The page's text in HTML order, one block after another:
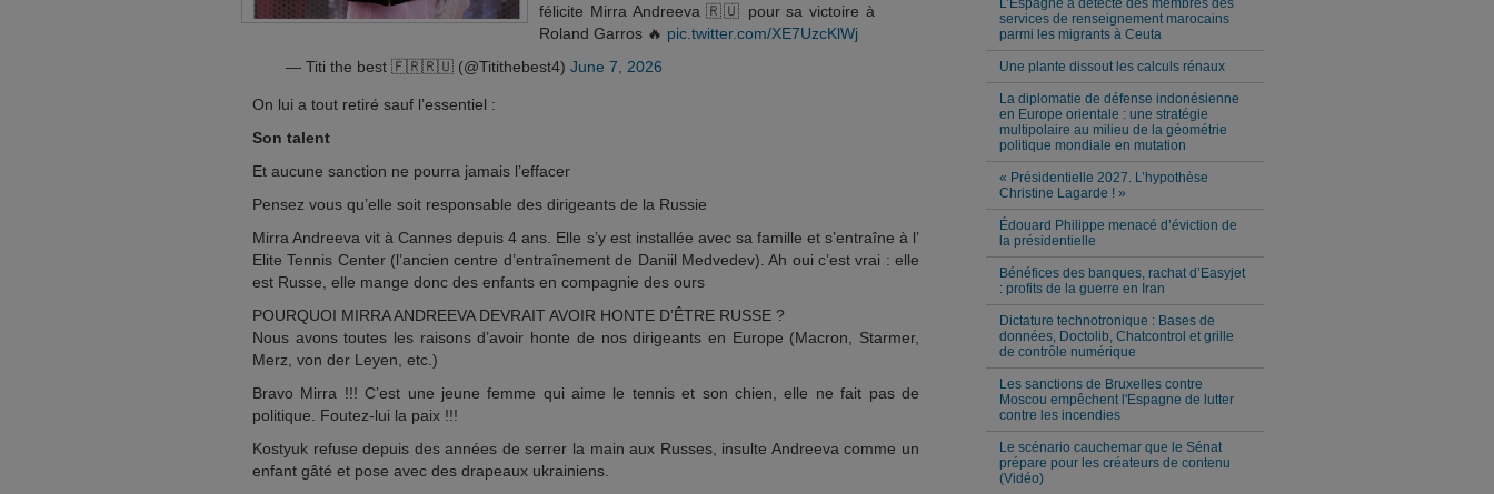
félicite Mirra Andreeva 🇷🇺 pour sa victoire à
Roland Garros 🔥 pic.twitter.com/XE7UzcKlWj
— Titi the best 🇫🇷🇷🇺 (@Titithebest4) June 7, 2026
On lui a tout retiré sauf l’essentiel :
Son talent
Et aucune sanction ne pourra jamais l’effacer
Pensez vous qu’elle soit responsable des dirigeants de la Russie
Mirra Andreeva vit à Cannes depuis 4 ans. Elle s’y est installée avec sa famille et s’entraîne à l’
Elite Tennis Center (l’ancien centre d’entraînement de Daniil Medvedev). Ah oui c’est vrai : elle
est Russe, elle mange donc des enfants en compagnie des ours
POURQUOI MIRRA ANDREEVA DEVRAIT AVOIR HONTE D’ÊTRE RUSSE ?
Nous avons toutes les raisons d’avoir honte de nos dirigeants en Europe (Macron, Starmer,
Merz, von der Leyen, etc.)
Bravo Mirra !!! C’est une jeune femme qui aime le tennis et son chien, elle ne fait pas de
politique. Foutez-lui la paix !!!
Kostyuk refuse depuis des années de serrer la main aux Russes, insulte Andreeva comme un
enfant gâté et pose avec des drapeaux ukrainiens.
L’Espagne a détecté des membres des
services de renseignement marocains
parmi les migrants à Ceuta
Une plante dissout les calculs rénaux
La diplomatie de défense indonésienne
en Europe orientale : une stratégie
multipolaire au milieu de la géométrie
politique mondiale en mutation
« Présidentielle 2027. L’hypothèse
Christine Lagarde ! »
Édouard Philippe menacé d’éviction de
la présidentielle
Bénéfices des banques, rachat d’Easyjet
: profits de la guerre en Iran
Dictature technotronique : Bases de
données, Doctolib, Chatcontrol et grille
de contrôle numérique
Les sanctions de Bruxelles contre
Moscou empêchent l'Espagne de lutter
contre les incendies
Le scénario cauchemar que le Sénat
prépare pour les créateurs de contenu
(Vidéo)